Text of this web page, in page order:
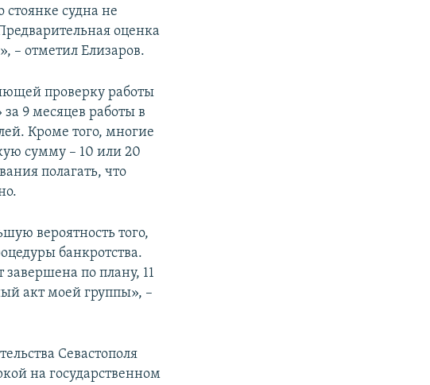
стоянке судна не
оценка
– отметил Елизаров.
проверку работы
9 месяцев работы в
Кроме того, многие
сумму – 10 или 20
полагать, что
вероятность того,
банкротства.
по плану, 11
акт моей группы», –
Севастополя
на государственном